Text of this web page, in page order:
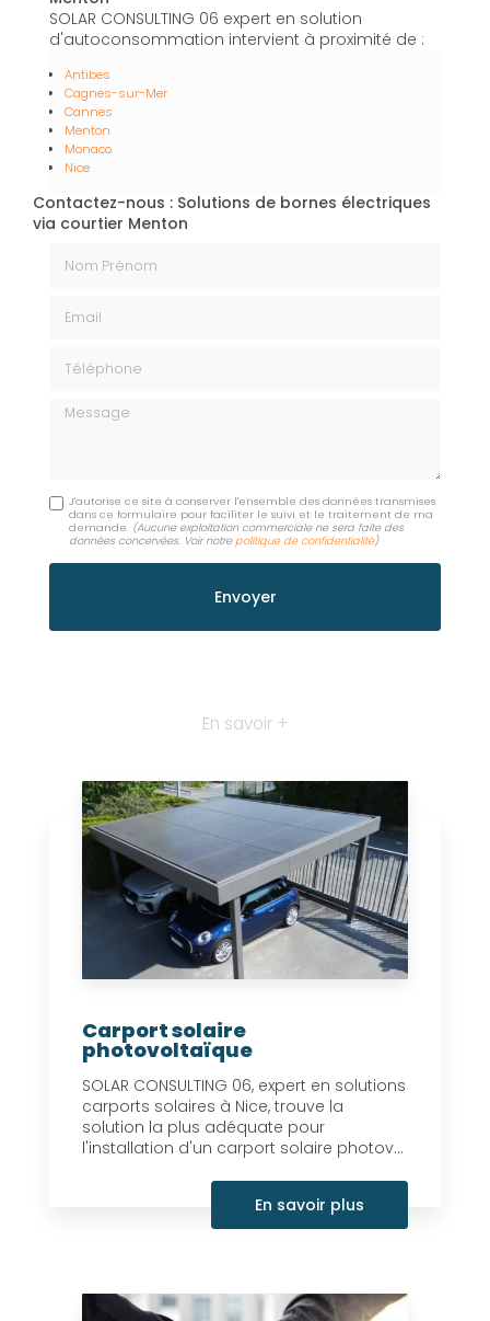
SOLAR CONSULTING 06 expert en solution
d'autoconsommation intervient à proximité de :
Antibes
Cagnes-sur-Mer
Cannes
Menton
Monaco
Nice
Contactez-nous : Solutions de bornes électriques
via courtier Menton
Message
J'autorise ce site à conserver l'ensemble des données transmises
dans ce formulaire pour faciliter le suivi et le traitement de ma
demande. (Aucune exploitation commerciale ne sera faite des
données concervées. Voir notrepolitique de confidentialité)
En savoir +
Carport solaire
photovoltaïque
SOLAR CONSULTING 06, expert en solutions
carports solaires à Nice, trouve la
solution la plus adéquate pour
l'installation d'un carport solaire photov...
En savoir plus